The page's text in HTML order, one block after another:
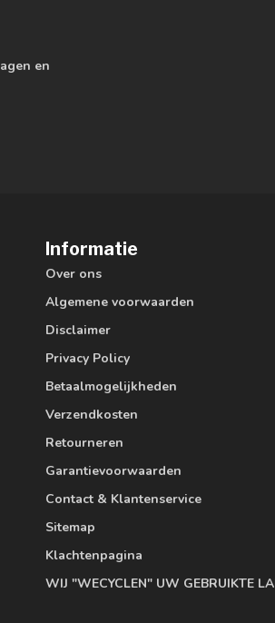
en
Informatie
Over ons
Algemene voorwaarden
Disclaimer
Privacy Policy
Betaalmogelijkheden
Verzendkosten
Retourneren
Garantievoorwaarden
Contact & Klantenservice
Sitemap
Klachtenpagina
WIJ "WECYCLEN" UW GEBRUIKTE